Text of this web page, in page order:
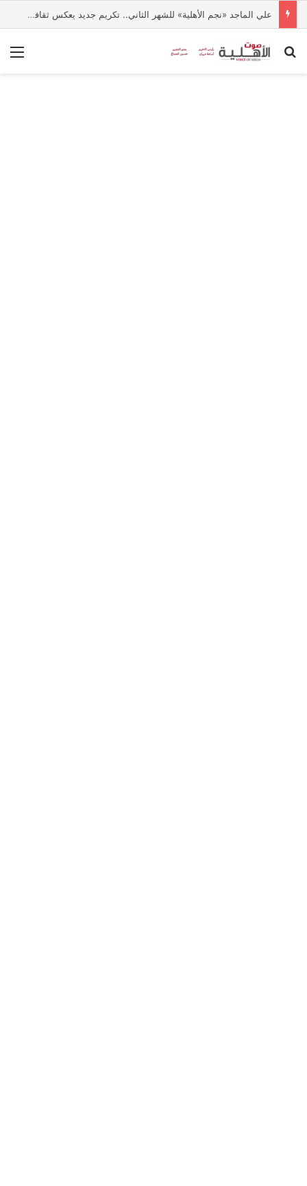
علي الماجد «نجم الأهلية» للشهر الثاني.. تكريم جديد يعكس ثقافة التميز بالجامعة
بحث عن